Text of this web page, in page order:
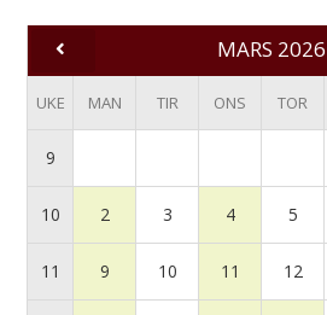
MARS 2026
UKE MAN TIR ONS TOR
9
10 2 3 4 5
11 9 10 11 12